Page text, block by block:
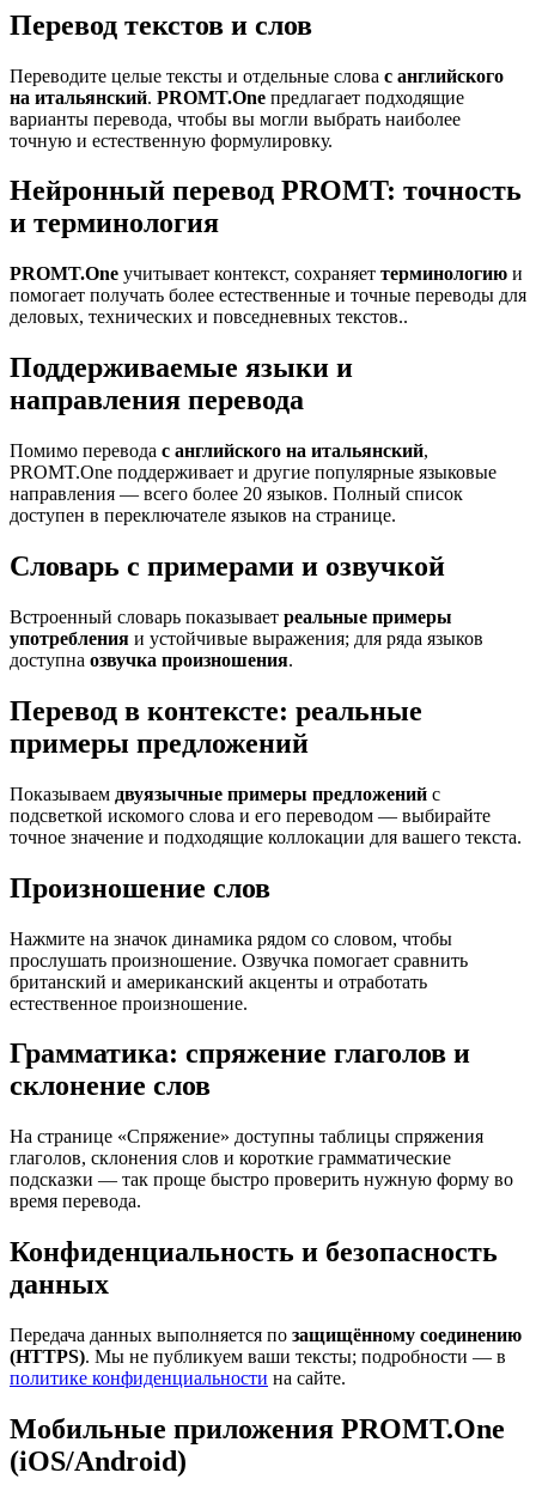
Перевод текстов и слов
Переводите целые тексты и отдельные слова с английского
на итальянский. PROMT.One предлагает подходящие
варианты перевода, чтобы вы могли выбрать наиболее
точную и естественную формулировку.
Нейронный перевод PROMT: точность
и терминология
PROMT.One учитывает контекст, сохраняет терминологию и
помогает получать более естественные и точные переводы для
деловых, технических и повседневных текстов..
Поддерживаемые языки и
направления перевода
Помимо перевода с английского на итальянский,
PROMT.One поддерживает и другие популярные языковые
направления — всего более 20 языков. Полный список
доступен в переключателе языков на странице.
Словарь с примерами и озвучкой
Встроенный словарь показывает реальные примеры
употребления и устойчивые выражения; для ряда языков
доступна озвучка произношения.
Перевод в контексте: реальные
примеры предложений
Показываем двуязычные примеры предложений с
подсветкой искомого слова и его переводом — выбирайте
точное значение и подходящие коллокации для вашего текста.
Произношение слов
Нажмите на значок динамика рядом со словом, чтобы
прослушать произношение. Озвучка помогает сравнить
британский и американский акценты и отработать
естественное произношение.
Грамматика: спряжение глаголов и
склонение слов
На странице «Спряжение» доступны таблицы спряжения
глаголов, склонения слов и короткие грамматические
подсказки — так проще быстро проверить нужную форму во
время перевода.
Конфиденциальность и безопасность
данных
Передача данных выполняется по защищённому соединению
(HTTPS). Мы не публикуем ваши тексты; подробности — в
политике конфиденциальности на сайте.
Мобильные приложения PROMT.One
(iOS/Android)